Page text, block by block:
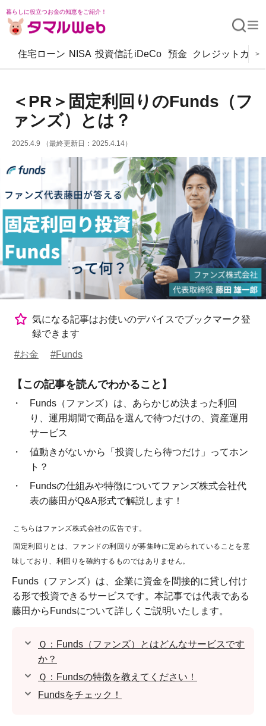
暮らしに役立つお金の知恵をご紹介！
住宅ローン NISA 投資信託 iDeCo 預金 クレジットカー
>
＜PR＞固定利回りのFunds（フ
ァンズ）とは？
2025.4.9 （最終更新日：2025.4.14）
気になる記事はお使いのデバイスでブックマーク登
録できます
#お金 #Funds
【この記事を読んでわかること】
Funds（ファンズ）は、あらかじめ決まった利回
り、運用期間で商品を選んで待つだけの、資産運用
サービス
値動きがないから「投資したら待つだけ」ってホン
ト？
Fundsの仕組みや特徴についてファンズ株式会社代
表の藤田がQ&A形式で解説します！
こちらはファンズ株式会社の広告です。
固定利回りとは、ファンドの利回りが募集時に定められていることを意
味しており、利回りを確約するものではありません。
Funds（ファンズ）は、企業に資金を間接的に貸し付け
る形で投資できるサービスです。本記事では代表である
藤田からFundsについて詳しくご説明いたします。
Ｑ：Funds（ファンズ）とはどんなサービスです
か？
Ｑ：Fundsの特徴を教えてください！
Fundsをチェック！